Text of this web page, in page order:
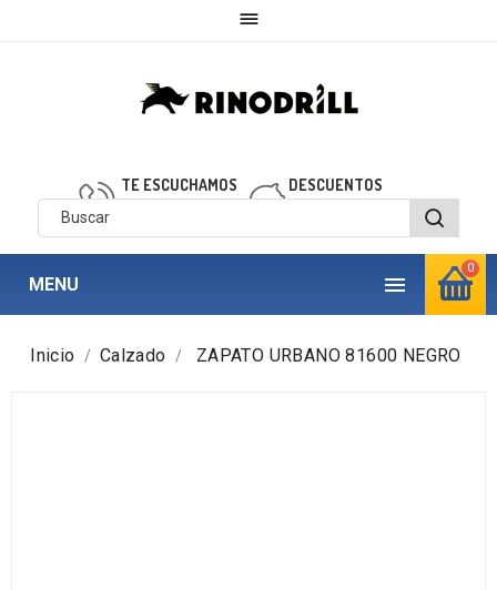

0
TE ESCUCHAMOS
910 850 040
DESCUENTOS
personalizados

MENU
Inicio Calzado ZAPATO URBANO 81600 NEGRO